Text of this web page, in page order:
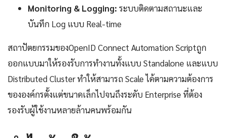
Monitoring & Logging: ระบบติดตามสถานะและ
บันทึก Log แบบ Real-time
สถาปัตยกรรมของOpenID Connect Automation Scriptถูก
ออกแบบมาให้รองรับการทำงานทั้งแบบ Standalone และแบบ
Distributed Cluster ทำให้สามารถ Scale ได้ตามความต้องการ
ขององค์กรตั้งแต่ขนาดเล็กไปจนถึงระดับ Enterprise ที่ต้อง
รองรับผู้ใช้งานหลายล้านคนพร้อมกัน